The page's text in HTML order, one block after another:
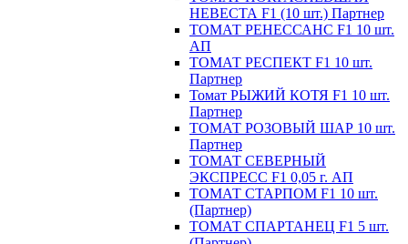
НЕВЕСТА F1 (10 шт.) Партнер
ТОМАТ РЕНЕССАНС F1 10 шт.
АП
ТОМАТ РЕСПЕКТ F1 10 шт.
Партнер
Томат РЫЖИЙ КОТЯ F1 10 шт.
Партнер
ТОМАТ РОЗОВЫЙ ШАР 10 шт.
Партнер
ТОМАТ СЕВЕРНЫЙ
ЭКСПРЕСС F1 0,05 г. АП
ТОМАТ СТАРПОМ F1 10 шт.
(Партнер)
ТОМАТ СПАРТАНЕЦ F1 5 шт.